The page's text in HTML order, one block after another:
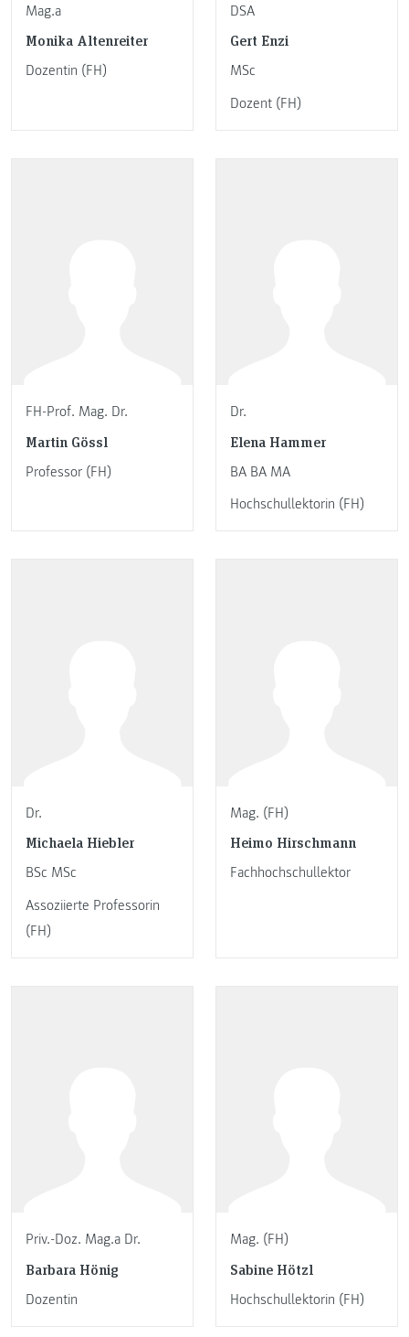
Mag.a
Monika Altenreiter
Dozentin (FH)
DSA
Gert Enzi
MSc
Dozent (FH)
FH-Prof. Mag. Dr.
Martin Gössl
Professor (FH)
Dr.
Elena Hammer
BA BA MA
Hochschullektorin (FH)
Dr.
Michaela Hiebler
BSc MSc
Assoziierte Professorin
(FH)
Mag. (FH)
Heimo Hirschmann
Fachhochschullektor
Priv.-Doz. Mag.a Dr.
Barbara Hönig
Dozentin
Mag. (FH)
Sabine Hötzl
Hochschullektorin (FH)